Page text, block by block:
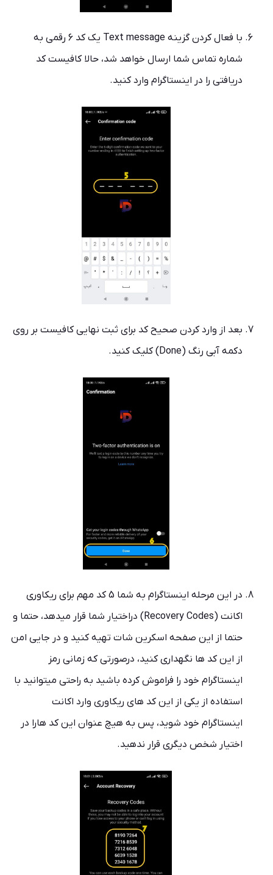
با فعال کردن گزینه Text message یک کد 6 رقمی به
شماره تماس شما ارسال خواهد شد، حالا کافیست کد
دریافتی را در اینستاگرام وارد کنید.
بعد از وارد کردن صحیح کد برای ثبت نهایی کافیست بر روی
دکمه آبی رنگ (Done) کلیک کنید.
در این مرحله اینستاگرام به شما 5 کد مهم برای ریکاوری
اکانت (Recovery Codes) دراختیار شما قرار میدهد، حتما و
حتما از این صفحه اسکرین شات تهیه کنید و در جایی امن
از این کد ها نگهداری کنید، درصورتی که زمانی رمز
اینستاگرام خود را فراموش کرده باشید به راحتی میتوانید با
استفاده از یکی از این کد های ریکاوری وارد اکانت
اینستاگرام خود شوید، پس به هیچ عنوان این کد هارا در
اختیار شخص دیگری قرار ندهید.